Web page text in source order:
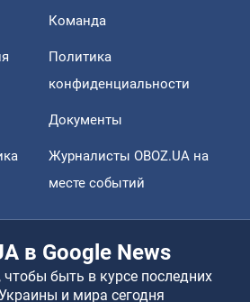
Команда
Политика
конфиденциальности
Документы
Журналисты OBOZ.UA на
месте событий
в Google News
быть в курсе последних
и мира сегодня